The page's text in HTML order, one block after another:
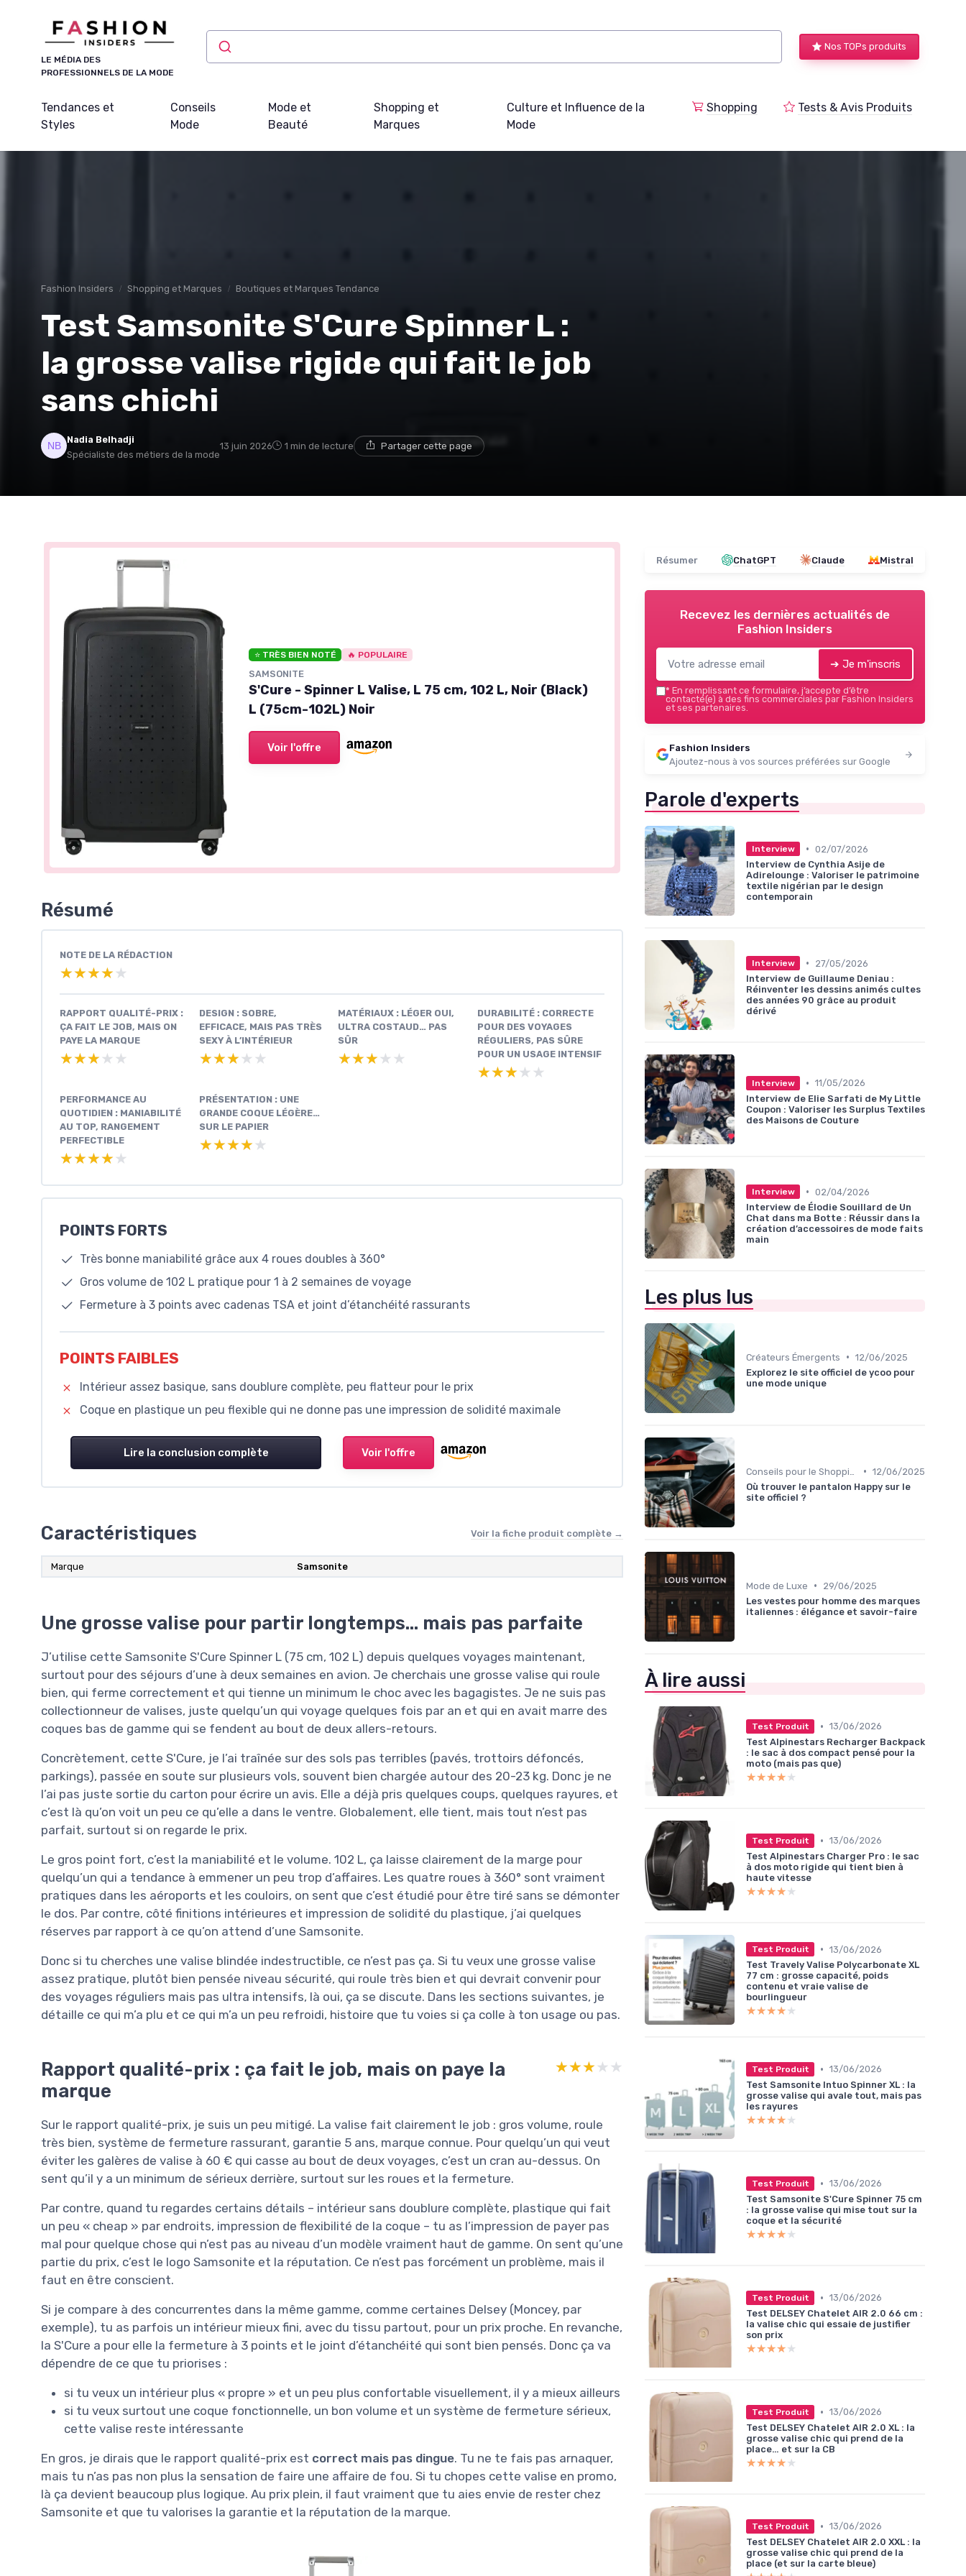
LE MÉDIA DES
PROFESSIONNELS DE LA MODE
Nos TOPs produits
Tendances et
Styles
Conseils
Mode
Mode et
Beauté
Shopping et
Marques
Culture et Influence de la
Mode
Shopping Tests & Avis Produits
Fashion Insiders Shopping et Marques Boutiques et Marques Tendance
Test Samsonite S'Cure Spinner L :
la grosse valise rigide qui fait le job
sans chichi
Nadia Belhadji
Spécialiste des métiers de la mode
13 juin 2026 1 min de lecture Partager cette page
⭐ TRÈS BIEN NOTÉ 🔥 POPULAIRE
SAMSONITE
S'Cure - Spinner L Valise, L 75 cm, 102 L, Noir (Black)
L (75cm-102L) Noir
Voir l'offre
Résumé
NOTE DE LA RÉDACTION
★★★★★
★★★★★
RAPPORT QUALITÉ-PRIX :
ÇA FAIT LE JOB, MAIS ON
PAYE LA MARQUE
★★★★★
★★★★★
DESIGN : SOBRE,
EFFICACE, MAIS PAS TRÈS
SEXY À L’INTÉRIEUR
★★★★★
★★★★★
MATÉRIAUX : LÉGER OUI,
ULTRA COSTAUD… PAS
SÛR
★★★★★
★★★★★
DURABILITÉ : CORRECTE
POUR DES VOYAGES
RÉGULIERS, PAS SÛRE
POUR UN USAGE INTENSIF
★★★★★
★★★★★
PERFORMANCE AU
QUOTIDIEN : MANIABILITÉ
AU TOP, RANGEMENT
PERFECTIBLE
★★★★★
★★★★★
PRÉSENTATION : UNE
GRANDE COQUE LÉGÈRE…
SUR LE PAPIER
★★★★★
★★★★★
POINTS FORTS
Très bonne maniabilité grâce aux 4 roues doubles à 360°
Gros volume de 102 L pratique pour 1 à 2 semaines de voyage
Fermeture à 3 points avec cadenas TSA et joint d’étanchéité rassurants
POINTS FAIBLES
Intérieur assez basique, sans doublure complète, peu flatteur pour le prix
Coque en plastique un peu flexible qui ne donne pas une impression de solidité maximale
Lire la conclusion complète Voir l'offre
Caractéristiques Voir la fiche produit complète →
Marque Samsonite
Une grosse valise pour partir longtemps… mais pas parfaite
J’utilise cette Samsonite S'Cure Spinner L (75 cm, 102 L) depuis quelques voyages maintenant,
surtout pour des séjours d’une à deux semaines en avion. Je cherchais une grosse valise qui roule
bien, qui ferme correctement et qui tienne un minimum le choc avec les bagagistes. Je ne suis pas
collectionneur de valises, juste quelqu’un qui voyage quelques fois par an et qui en avait marre des
coques bas de gamme qui se fendent au bout de deux allers-retours.
Concrètement, cette S'Cure, je l’ai traînée sur des sols pas terribles (pavés, trottoirs défoncés,
parkings), passée en soute sur plusieurs vols, souvent bien chargée autour des 20-23 kg. Donc je ne
l’ai pas juste sortie du carton pour écrire un avis. Elle a déjà pris quelques coups, quelques rayures, et
c’est là qu’on voit un peu ce qu’elle a dans le ventre. Globalement, elle tient, mais tout n’est pas
parfait, surtout si on regarde le prix.
Le gros point fort, c’est la maniabilité et le volume. 102 L, ça laisse clairement de la marge pour
quelqu’un qui a tendance à emmener un peu trop d’affaires. Les quatre roues à 360° sont vraiment
pratiques dans les aéroports et les couloirs, on sent que c’est étudié pour être tiré sans se démonter
le dos. Par contre, côté finitions intérieures et impression de solidité du plastique, j’ai quelques
réserves par rapport à ce qu’on attend d’une Samsonite.
Donc si tu cherches une valise blindée indestructible, ce n’est pas ça. Si tu veux une grosse valise
assez pratique, plutôt bien pensée niveau sécurité, qui roule très bien et qui devrait convenir pour
des voyages réguliers mais pas ultra intensifs, là oui, ça se discute. Dans les sections suivantes, je
détaille ce qui m’a plu et ce qui m’a un peu refroidi, histoire que tu voies si ça colle à ton usage ou pas.
Rapport qualité-prix : ça fait le job, mais on paye la
marque
★★★★★
★★★★★
Sur le rapport qualité-prix, je suis un peu mitigé. La valise fait clairement le job : gros volume, roule
très bien, système de fermeture rassurant, garantie 5 ans, marque connue. Pour quelqu’un qui veut
éviter les galères de valise à 60 € qui casse au bout de deux voyages, c’est un cran au-dessus. On
sent qu’il y a un minimum de sérieux derrière, surtout sur les roues et la fermeture.
Par contre, quand tu regardes certains détails – intérieur sans doublure complète, plastique qui fait
un peu « cheap » par endroits, impression de flexibilité de la coque – tu as l’impression de payer pas
mal pour quelque chose qui n’est pas au niveau d’un modèle vraiment haut de gamme. On sent qu’une
partie du prix, c’est le logo Samsonite et la réputation. Ce n’est pas forcément un problème, mais il
faut en être conscient.
Si je compare à des concurrentes dans la même gamme, comme certaines Delsey (Moncey, par
exemple), tu as parfois un intérieur mieux fini, avec du tissu partout, pour un prix proche. En revanche,
la S'Cure a pour elle la fermeture à 3 points et le joint d’étanchéité qui sont bien pensés. Donc ça va
dépendre de ce que tu priorises :
si tu veux un intérieur plus « propre » et un peu plus confortable visuellement, il y a mieux ailleurs
si tu veux surtout une coque fonctionnelle, un bon volume et un système de fermeture sérieux,
cette valise reste intéressante
En gros, je dirais que le rapport qualité-prix est correct mais pas dingue. Tu ne te fais pas arnaquer,
mais tu n’as pas non plus la sensation de faire une affaire de fou. Si tu chopes cette valise en promo,
là ça devient beaucoup plus logique. Au prix plein, il faut vraiment que tu aies envie de rester chez
Samsonite et que tu valorises la garantie et la réputation de la marque.
Résumer ChatGPT Claude Mistral
Recevez les dernières actualités de
Fashion Insiders
➔ Je m'inscris
* En remplissant ce formulaire, j’accepte d’être
contacté(e) à des fins commerciales par Fashion Insiders
et ses partenaires.
Fashion Insiders
Ajoutez-nous à vos sources préférées sur Google
Parole d'experts
Interview • 02/07/2026
Interview de Cynthia Asije de
Adirelounge : Valoriser le patrimoine
textile nigérian par le design
contemporain
Interview •
27/05/2026
Interview de Guillaume Deniau :
Réinventer les dessins animés cultes
des années 90 grâce au produit
dérivé
Interview • 11/05/2026
Interview de Elie Sarfati de My Little
Coupon : Valoriser les Surplus Textiles
des Maisons de Couture
Interview • 02/04/2026
Interview de Élodie Souillard de Un
Chat dans ma Botte : Réussir dans la
création d’accessoires de mode faits
main
Les plus lus
Créateurs Émergents • 12/06/2025
Explorez le site officiel de ycoo pour
une mode unique
• 12/06/2025
Où trouver le pantalon Happy sur le
site officiel ?
Mode de Luxe •
29/06/2025
Les vestes pour homme des marques
italiennes : élégance et savoir-faire
À lire aussi
Test Produit • 13/06/2026
Test Alpinestars Recharger Backpack
: le sac à dos compact pensé pour la
moto (mais pas que)
★★★★★
★★★★★
Test Produit • 13/06/2026
Test Alpinestars Charger Pro : le sac
à dos moto rigide qui tient bien à
haute vitesse
★★★★★
★★★★★
Test Produit • 13/06/2026
Test Travely Valise Polycarbonate XL
77 cm : grosse capacité, poids
contenu et vraie valise de
bourlingueur
★★★★★
★★★★★
Test Produit • 13/06/2026
Test Samsonite Intuo Spinner XL : la
grosse valise qui avale tout, mais pas
les rayures
★★★★★
★★★★★
Test Produit • 13/06/2026
Test Samsonite S'Cure Spinner 75 cm
: la grosse valise qui mise tout sur la
coque et la sécurité
★★★★★
★★★★★
Test Produit • 13/06/2026
Test DELSEY Chatelet AIR 2.0 66 cm :
la valise chic qui essaie de justifier
son prix
★★★★★
★★★★★
Test Produit • 13/06/2026
Test DELSEY Chatelet AIR 2.0 XL : la
grosse valise chic qui prend de la
place… et sur la CB
★★★★★
★★★★★
Test Produit • 13/06/2026
Test DELSEY Chatelet AIR 2.0 XXL : la
grosse valise chic qui prend de la
place (et sur la carte bleue)